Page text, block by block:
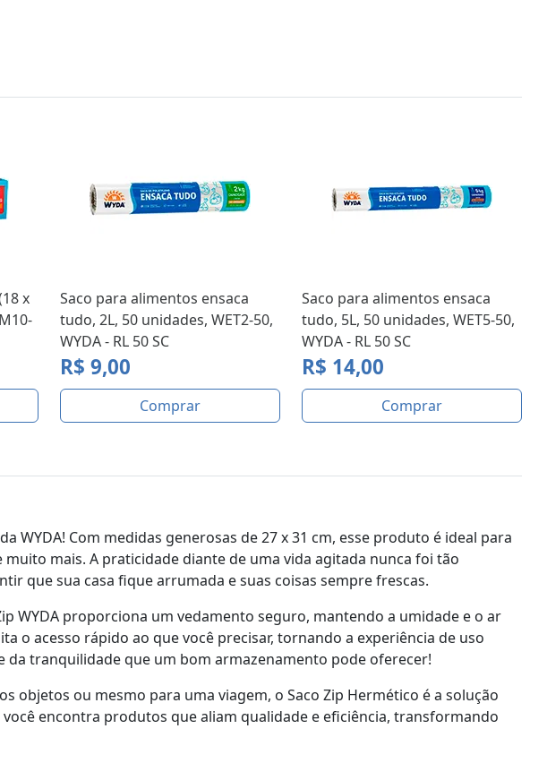
x
Saco para alimentos ensaca
tudo, 2L, 50 unidades, WET2-50,
WYDA - RL 50 SC
R$ 9,00
Comprar
Saco para alimentos ensaca
tudo, 5L, 50 unidades, WET5-50,
WYDA - RL 50 SC
R$ 14,00
Comprar
WYDA! Com medidas generosas de 27 x 31 cm, esse produto é ideal para
mais. A praticidade diante de uma vida agitada nunca foi tão
que sua casa fique arrumada e suas coisas sempre frescas.
WYDA proporciona um vedamento seguro, mantendo a umidade e o ar
o acesso rápido ao que você precisar, tornando a experiência de uso
da tranquilidade que um bom armazenamento pode oferecer!
objetos ou mesmo para uma viagem, o Saco Zip Hermético é a solução
encontra produtos que aliam qualidade e eficiência, transformando